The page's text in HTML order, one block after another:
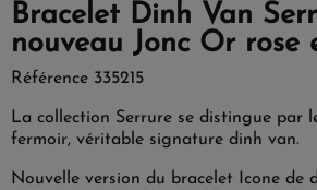
Bracelet Dinh Van
nouveau Jonc Or rose
Référence 335215
La collection Serrure se distingue par
fermoir, véritable signature dinh van.
Nouvelle version du bracelet Icone de